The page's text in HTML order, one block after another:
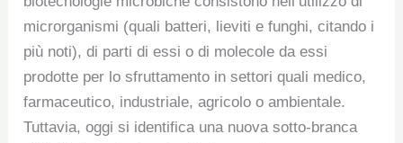
microrganismi (quali batteri, lieviti e funghi, citando i
più noti), di parti di essi o di molecole da essi
prodotte per lo sfruttamento in settori quali medico,
farmaceutico, industriale, agricolo o ambientale.
Tuttavia, oggi si identifica una nuova sotto-branca